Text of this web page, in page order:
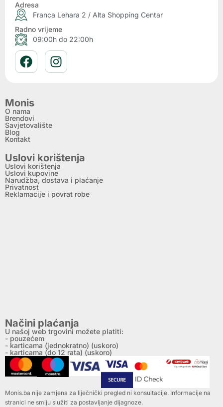
Adresa
Franca Lehara 2 / Alta Shopping Centar
Radno vrijeme
09:00h do 22:00h
Monis
O nama
Brendovi
Savjetovalište
Blog
Kontakt
Uslovi korištenja
Uslovi korištenja
Uslovi kupovine
Narudžba, dostava i plaćanje
Privatnost
Reklamacije i povrat robe
Načini plaćanja
U našoj web trgovini možete platiti:
- pouzećem
- karticama (jednokratno) (uskoro)
- karticama (do 12 rata) (uskoro)
Monis.ba nije zamjena za liječnički pregled ni konsultacije. Informacije na
stranici ne smiju služiti za postavljanje dijagnoze.